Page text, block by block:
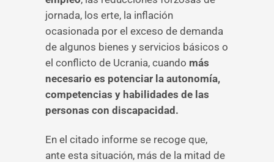
jornada, los erte, la inflación
ocasionada por el exceso de demanda
de algunos bienes y servicios básicos o
el conflicto de Ucrania, cuando más
necesario es potenciar la autonomía,
competencias y habilidades de las
personas con discapacidad.
En el citado informe se recoge que,
ante esta situación, más de la mitad de